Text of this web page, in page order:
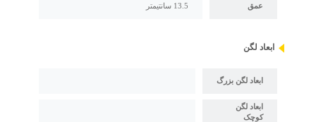
عمق 13.5 سانتیمتر
ابعاد لگن
ابعاد لگن بزرگ
ابعاد لگن
کوچک